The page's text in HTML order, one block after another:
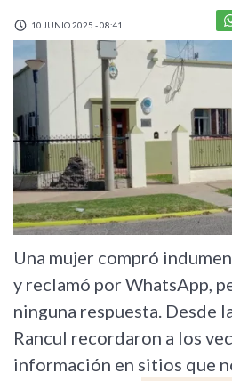
10 JUNIO 2025 - 08:41
Una mujer compró
y reclamó por WhatsApp,
ninguna respuesta. Desde
Rancul recordaron a los
información en sitios que